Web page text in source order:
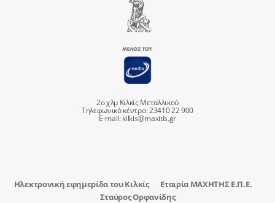
2ο χλμ Κιλκίς Μεταλλικού
Τηλεφωνικό κέντρο: 23410 22 900
E-mail:kilkis@maxitis.gr
Ηλεκτρονική εφημερίδα του Κιλκίς
Εταιρία ΜΑΧΗΤΗΣ Ε.Π.Ε.
Σταύρος Ορφανίδης